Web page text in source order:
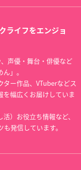
ライフをエンジョ
声優・舞台・俳優など
」。
ー作品、VTuberなどス
を幅広くお届けしていま
）お役立ち情報など、
発信しています。